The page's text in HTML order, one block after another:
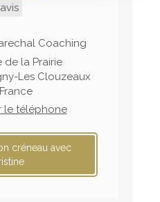
Coaching
de la Prairie
Les Clouzeaux
France
le téléphone
créneau avec